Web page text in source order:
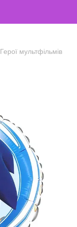
Герої мультфільмів